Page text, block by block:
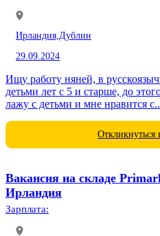
Ирландия, Дублин
29.09.2024
Ищу работу няней, в
детьми лет с 5 и старше, до
лажу с детьми и мне нравится
Откликнуться
Вакансия на складе
Ирландия
Зарплата: